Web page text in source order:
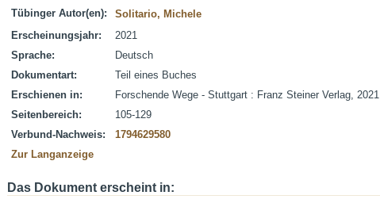
Tübinger Autor(en):
Solitario, Michele
Erscheinungsjahr:
2021
Sprache:
Deutsch
Dokumentart:
Teil eines Buches
Erschienen in:
Forschende Wege - Stuttgart : Franz Steiner Verlag, 2021
Seitenbereich:
105-129
Verbund-Nachweis:
1794629580
Zur Langanzeige
Das Dokument erscheint in: